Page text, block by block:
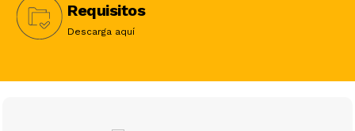
Requisitos
Descarga aquí